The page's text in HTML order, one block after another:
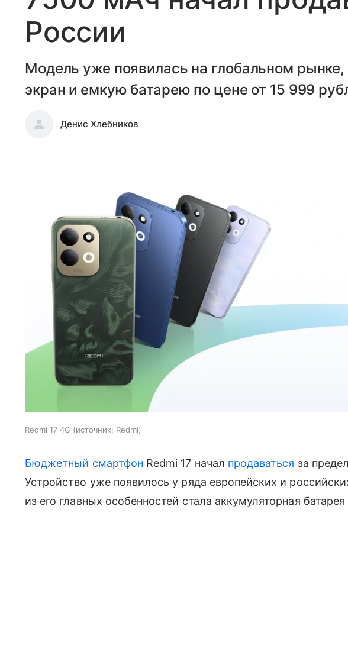
России
Модель уже появилась на глобальном
экран и емкую батарею по цене от 15 999
Денис Хлебников
Redmi 17 4G источник: Redmi
Бюджетный смартфон Redmi 17 начал продаваться за
Устройство уже появилось у ряда европейских и
из его главных особенностей стала аккумуляторная